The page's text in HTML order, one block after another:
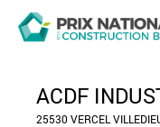
ACDF
25530 VERCEL